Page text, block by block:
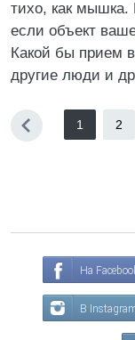
тихо, как мышка.
если объект
Какой бы прием
другие люди и
1 2
На
В